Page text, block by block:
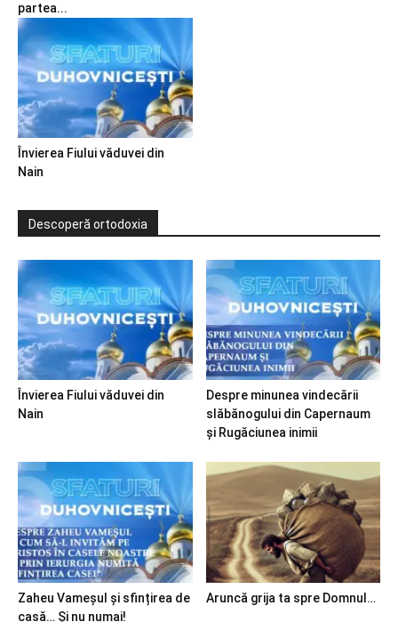
partea...
Învierea Fiului văduvei din
Nain
Descoperă ortodoxia
Învierea Fiului văduvei din
Nain
Despre minunea vindecării
slăbănogului din Capernaum
și Rugăciunea inimii
Zaheu Vameșul și sfințirea de
casă… Și nu numai!
Aruncă grija ta spre Domnul…